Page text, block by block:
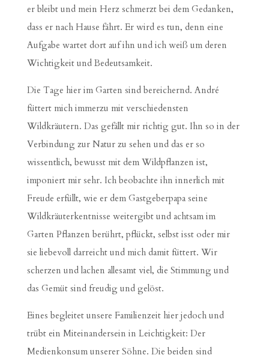
er bleibt und mein Herz schmerzt bei dem Gedanken,
dass er nach Hause fährt. Er wird es tun, denn eine
Aufgabe wartet dort auf ihn und ich weiß um deren
Wichtigkeit und Bedeutsamkeit.
Die Tage hier im Garten sind bereichernd. André
füttert mich immerzu mit verschiedensten
Wildkräutern. Das gefällt mir richtig gut. Ihn so in der
Verbindung zur Natur zu sehen und das er so
wissentlich, bewusst mit dem Wildpflanzen ist,
imponiert mir sehr. Ich beobachte ihn innerlich mit
Freude erfüllt, wie er dem Gastgeberpapa seine
Wildkräuterkentnisse weitergibt und achtsam im
Garten Pflanzen berührt, pflückt, selbst isst oder mir
sie liebevoll darreicht und mich damit füttert. Wir
scherzen und lachen allesamt viel, die Stimmung und
das Gemüt sind freudig und gelöst.
Eines begleitet unsere Familienzeit hier jedoch und
trübt ein Miteinandersein in Leichtigkeit: Der
Medienkonsum unserer Söhne. Die beiden sind